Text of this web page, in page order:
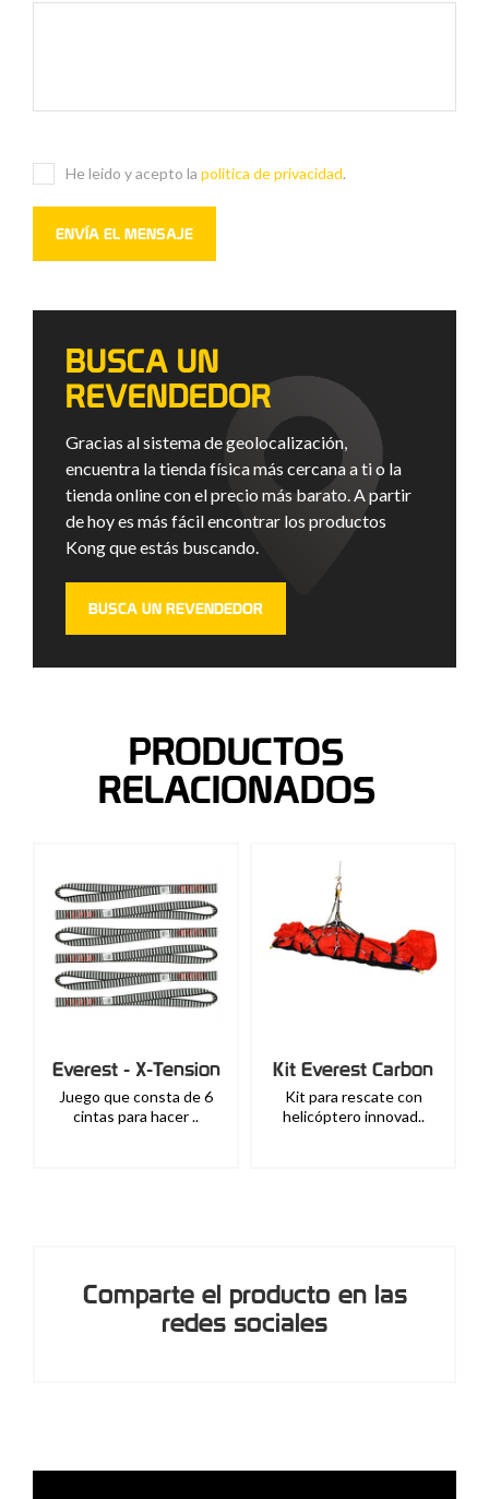
He leido y acepto la politica de privacidad.
BUSCA UN
REVENDEDOR
Gracias al sistema de geolocalización,
encuentra la tienda física más cercana a ti o la
tienda online con el precio más barato. A partir
de hoy es más fácil encontrar los productos
Kong que estás buscando.
BUSCA UN REVENDEDOR
PRODUCTOS
RELACIONADOS
Everest - X-Tension
Juego que consta de 6
cintas para hacer ..
Kit Everest Carbon
Kit para rescate con
helicóptero innovad..
Comparte el producto en las
redes sociales